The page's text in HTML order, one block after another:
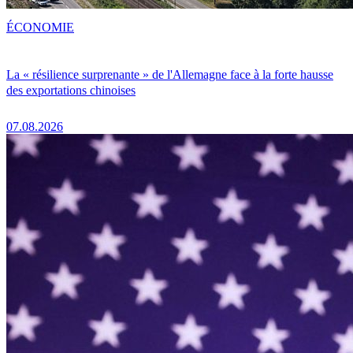
La « résilience surprenante » de l'Allemagne face à la forte hausse
des exportations chinoises
07.08.2026
ÉCONOMIE